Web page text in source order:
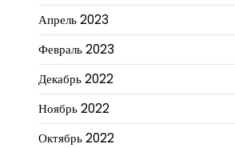
Апрель 2023
Февраль 2023
Декабрь 2022
Ноябрь 2022
Октябрь 2022